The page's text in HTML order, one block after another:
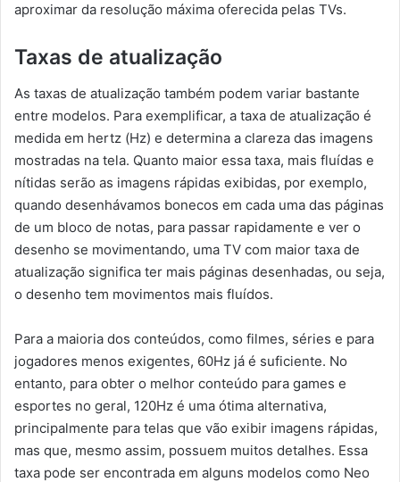
aproximar da resolução máxima oferecida pelas TVs.
Taxas de atualização
As taxas de atualização também podem variar bastante
entre modelos. Para exemplificar, a taxa de atualização é
medida em hertz (Hz) e determina a clareza das imagens
mostradas na tela. Quanto maior essa taxa, mais fluídas e
nítidas serão as imagens rápidas exibidas, por exemplo,
quando desenhávamos bonecos em cada uma das páginas
de um bloco de notas, para passar rapidamente e ver o
desenho se movimentando, uma TV com maior taxa de
atualização significa ter mais páginas desenhadas, ou seja,
o desenho tem movimentos mais fluídos.
Para a maioria dos conteúdos, como filmes, séries e para
jogadores menos exigentes, 60Hz já é suficiente. No
entanto, para obter o melhor conteúdo para games e
esportes no geral, 120Hz é uma ótima alternativa,
principalmente para telas que vão exibir imagens rápidas,
mas que, mesmo assim, possuem muitos detalhes. Essa
taxa pode ser encontrada em alguns modelos como Neo